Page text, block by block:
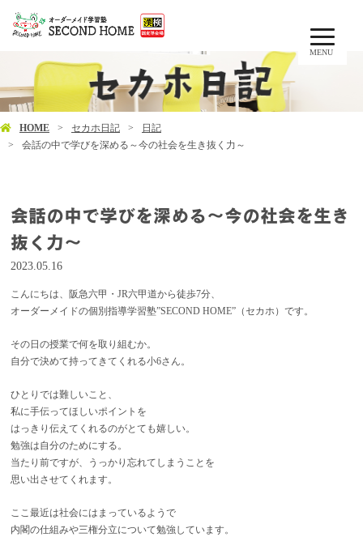
MENU
HOME セカホ日記
日記
会話の中で学びを深める～今の社会を生き抜く力～
会話の中で学びを深める～今の社会を生き
抜く力～
2023.05.16
こんにちは、阪急六甲・JR六甲道から徒歩7分、
オーダーメイドの個別指導学習塾”SECOND HOME”（セカホ）です。
その日の授業で何を取り組むか。
自分で決めて持ってきてくれる小6さん。
ひとりでは難しいこと、
私に手伝ってほしいポイントを
はっきり伝えてくれるのがとても嬉しい。
勉強は自分のためにする。
当たり前ですが、うっかり忘れてしまうことを
思い出させてくれます。
ここ最近は社会にはまっているようで
内閣の仕組みや三権分立について勉強しています。